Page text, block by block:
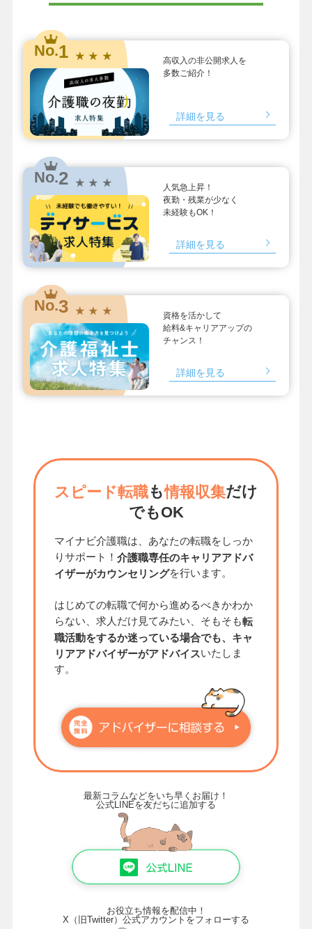
No.1 ★ ★ ★
高収入の非公開求人を
多数ご紹介！
詳細を見る
No.2 ★ ★ ★
人気急上昇！
夜勤・残業が少なく
未経験もOK！
詳細を見る
No.3 ★ ★ ★
資格を活かして
給料&キャリアアップの
チャンス！
詳細を見る
スピード転職も情報収集だけ
でもOK
マイナビ介護職は、あなたの転職をしっか
りサポート！ 介護職専任のキャリアアドバ
イザーがカウンセリングを行います。
はじめての転職で何から進めるべきかわか
らない、求人だけ見てみたい、そもそも転
職活動をするか迷っている場合でも、キャ
リアアドバイザーがアドバイスいたしま
す。
最新コラムなどをいち早くお届け！
公式LINEを友だちに追加する
お役立ち情報を配信中！
X（旧Twitter）公式アカウントをフォローする